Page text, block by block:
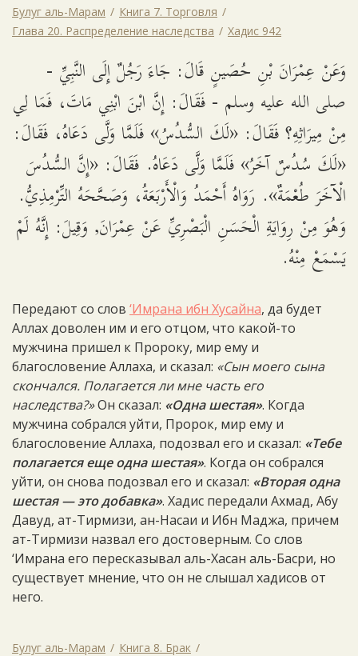
Булуг аль-Марам
Книга 7. Торговля
Глава 20. Распределение наследства
Хадис 942
وَعَنْ عِمْرَانَ بْنِ حُصَينٍ قَالَ: جَاءَ رَجُلٌ إِلَى النَّبِيِّ -
صلى الله عليه وسلم - فَقَالَ: إِنَّ ابْنَ ابْنِي مَاتَ، فَمَا لِي
مِنْ مِيرَاثِهِ؟ فَقَالَ: «لَكَ السُّدُسُ» فَلَمَّا وَلَّى دَعَاهُ، فَقَالَ:
«لَكَ سُدُسٌ آخَرُ» فَلَمَّا وَلَّى دَعَاهُ. فَقَالَ: «إِنَّ السُّدُسَ
الْآخَرَ طُعْمَةٌ». رَوَاهُ أَحْمَدُ وَالْأَرْبَعَةُ، وَصَحَّحَهُ التِّرْمِذِيُّ.
وَهُوَ مِنْ رِوَايَةِ الْحَسَنِ الْبَصْرِيِّ عَنْ عِمْرَانَ, وَقِيلَ: إِنَّهُ لَمْ
يَسْمَعْ مِنْهُ.
Передают со слов ‘Имрана ибн Хусайна, да будет
Аллах доволен им и его отцом, что какой-то
мужчина пришел к Пророку, мир ему и
благословение Аллаха, и сказал: «Сын моего сына
скончался. Полагается ли мне часть его
наследства?»Он сказал: «Одна шестая». Когда
мужчина собрался уйти, Пророк, мир ему и
благословение Аллаха, подозвал его и сказал: «Тебе
полагается еще одна шестая». Когда он собрался
уйти, он снова подозвал его и сказал: «Вторая одна
шестая — это добавка». Хадис передали Ахмад, Абу
Давуд, ат-Тирмизи, ан-Насаи и Ибн Маджа, причем
ат-Тирмизи назвал его достоверным. Со слов
‘Имрана его пересказывал аль-Хасан аль-Басри, но
существует мнение, что он не слышал хадисов от
него.
Булуг аль-Марам
Книга 8. Брак